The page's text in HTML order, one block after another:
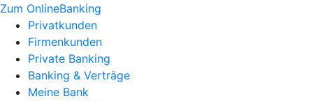
Zum OnlineBanking
Privatkunden
Firmenkunden
Private Banking
Banking & Verträge
Meine Bank